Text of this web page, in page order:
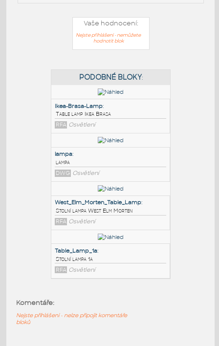
Vaše hodnocení:
Nejste přihlášeni - nemůžete
hodnotit blok
Ikea-Brasa-Lamp:
Table lamp Ikea Brasa
RFA Osvětlení
lampa:
lampa
DWG Osvětlení
Komentáře:
Nejste přihlášeni - nelze připojit komentáře
bloků